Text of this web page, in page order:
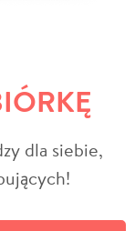
dla siebie,